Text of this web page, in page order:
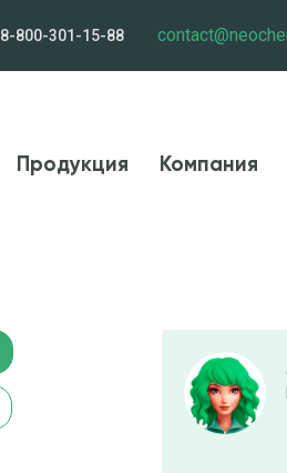
8-800-301-15-88
Продукция Компания